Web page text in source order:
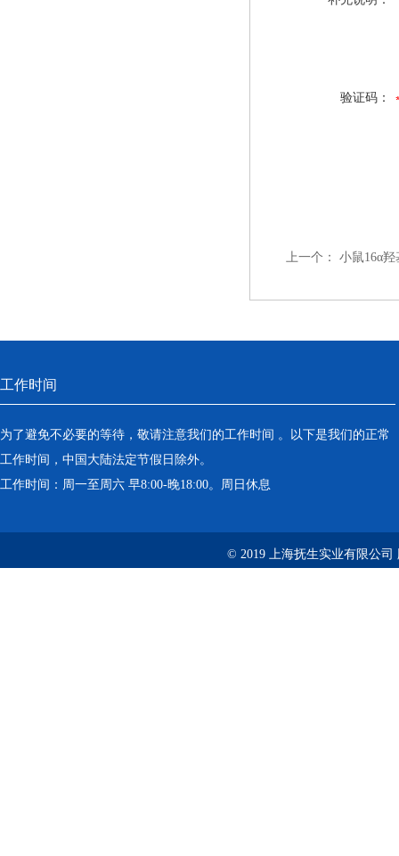
验证码：
上一个： 小鼠16α
工作时间
为了避免不必要的等待，敬请注意我们的工作时间 。以下是我们的正常
工作时间，中国大陆法定节假日除外。
工作时间：周一至周六 早8:00-晚18:00。周日休息
© 2019 上海抚生实业有限公司